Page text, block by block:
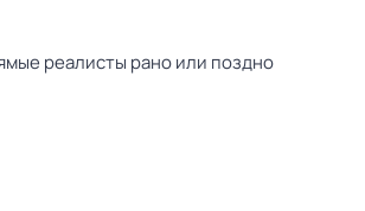
реалисты рано или поздно